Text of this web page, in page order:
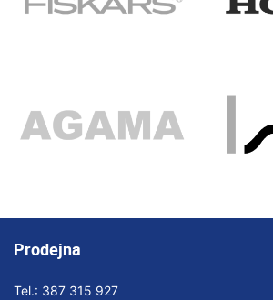
Prodejna
Tel.: 387 315 927